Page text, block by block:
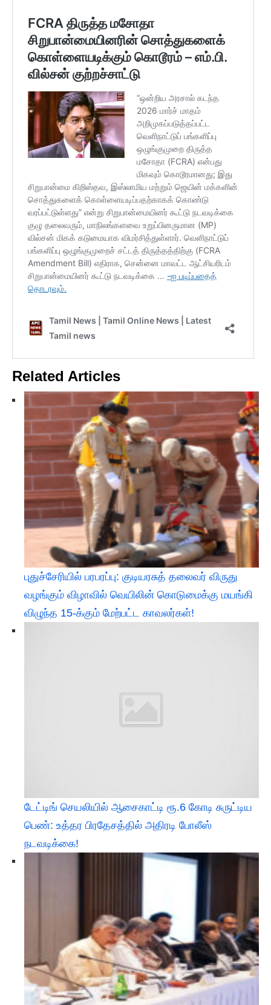
Related Articles
புதுச்சேரியில் பரபரப்பு: குடியரசுத் தலைவர் விருது
வழங்கும் விழாவில் வெயிலின் கொடுமைக்கு மயங்கி
விழுந்த 15-க்கும் மேற்பட்ட காவலர்கள்!
டேட்டிங் செயலியில் ஆசைகாட்டி ரூ.6 கோடி சுருட்டிய
பெண்: உத்தர பிரதேசத்தில் அதிரடி போலீஸ்
நடவடிக்கை!